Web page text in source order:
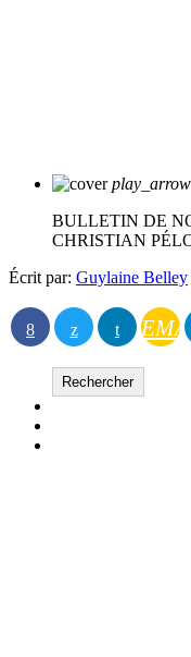
play_arrow
BULLETIN DE
CHRISTIAN
Écrit par: Guylaine Belley
Rechercher